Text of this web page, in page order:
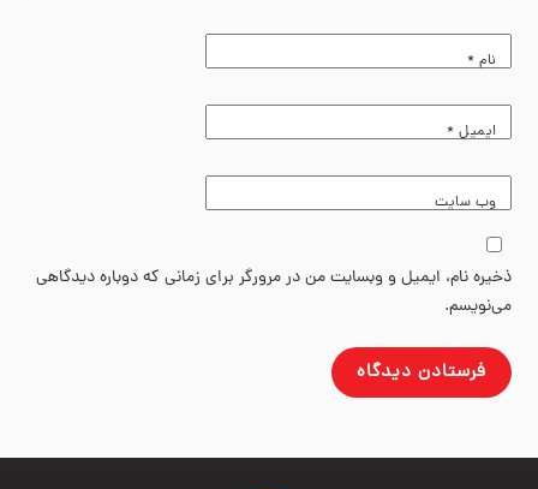
نام *
ایمیل *
وب‌ سایت
ذخیره نام، ایمیل و وبسایت من در مرورگر برای زمانی که دوباره دیدگاهی
می‌نویسم.